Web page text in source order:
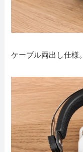
ケーブル両出し仕様。